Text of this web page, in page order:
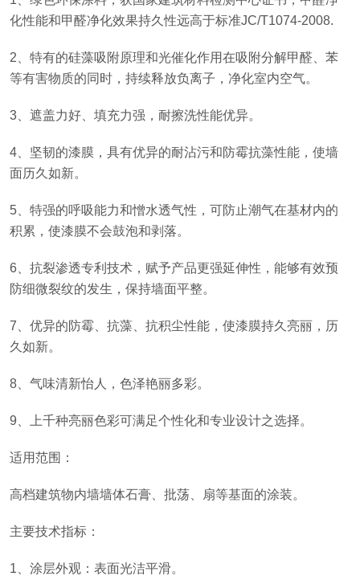
化性能和甲醛净化效果持久性远高于标准JC/T1074-2008.
2、特有的硅藻吸附原理和光催化作用在吸附分解甲醛、苯
等有害物质的同时，持续释放负离子，净化室内空气。
3、遮盖力好、填充力强，耐擦洗性能优异。
4、坚韧的漆膜，具有优异的耐沾污和防霉抗藻性能，使墙
面历久如新。
5、特强的呼吸能力和憎水透气性，可防止潮气在基材内的
积累，使漆膜不会鼓泡和剥落。
6、抗裂渗透专利技术，赋予产品更强延伸性，能够有效预
防细微裂纹的发生，保持墙面平整。
7、优异的防霉、抗藻、抗积尘性能，使漆膜持久亮丽，历
久如新。
8、气味清新怡人，色泽艳丽多彩。
9、上千种亮丽色彩可满足个性化和专业设计之选择。
适用范围：
高档建筑物内墙墙体石膏、批荡、扇等基面的涂装。
主要技术指标：
1、涂层外观：表面光洁平滑。